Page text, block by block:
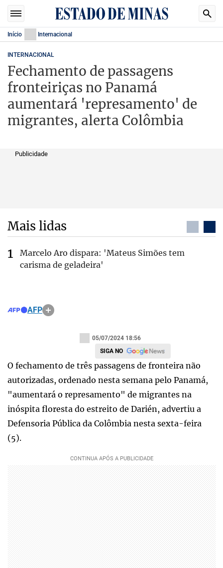
Início Internacional
INTERNACIONAL
Fechamento de passagens
fronteiriças no Panamá
aumentará 'represamento' de
migrantes, alerta Colômbia
Publicidade
Mais lidas
Marcelo Aro dispara: 'Mateus Simões tem
carisma de geladeira'
AFP
05/07/2024 18:56
SIGA NO
O fechamento de três passagens de fronteira não
autorizadas, ordenado nesta semana pelo Panamá,
"aumentará o represamento" de migrantes na
inóspita floresta do estreito de Darién, advertiu a
Defensoria Pública da Colômbia nesta sexta-feira
(5).